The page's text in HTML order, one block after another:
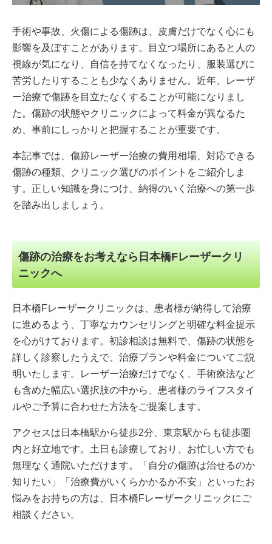
手術や事故、火傷による傷跡は、皮膚だけでなく心にも
影響を及ぼすことがあります。目立つ場所にあると人の
視線が気になり、自信を持てなくなったり、服装選びに
苦労したりすることも少なくありません。近年、レーザ
ー治療で傷跡を目立たなくすることが可能になりまし
た。傷跡の状態やクリニックによって料金が異なるた
め、事前にしっかりと把握することが重要です。
本記事では、傷跡レーザー治療の費用相場、対応できる
傷跡の種類、クリニック選びのポイントをご紹介しま
す。正しい知識を身につけ、納得のいく治療への第一歩
を踏み出しましょう。
傷跡の治療をお考えなら日本橋Fレーザークリ
ニックへ
日本橋Fレーザークリニックは、患者様が納得して治療
に進めるよう、丁寧なカウンセリングと明確な料金提示
を心がけております。初診相談は無料で、傷跡の状態を
詳しく診察したうえで、治療プランや料金についてご説
明いたします。レーザー治療だけでなく、手術療法など
も含めた幅広い選択肢の中から、患者様のライフスタイ
ルやご予算に合わせた方法をご提案します。
アクセスは日本橋駅から徒歩2分、東京駅からも徒歩圏
内と好立地です。土日も診療しており、お忙しい方でも
無理なく通院いただけます。「自分の傷跡は治せるのか
知りたい」「治療費がいくらかかるか不安」といったお
悩みをお持ちの方は、日本橋Fレーザークリニックにご
相談ください。